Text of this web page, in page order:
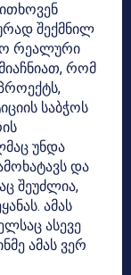
შექმნილ
რეალური
რომ
საბჭოს
უნდა
და
შეუძლია,
ამას
ასევე
ამას ვერ